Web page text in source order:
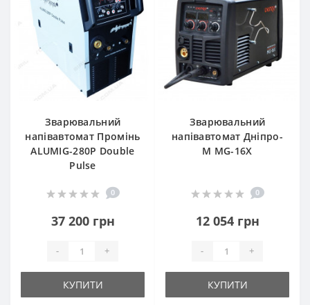
Зварювальний
напівавтомат Промінь
ALUMIG-280P Double
Pulse
0
37 200 грн
- +
КУПИТИ
Зварювальний
напівавтомат Дніпро-
М MG-16X
0
12 054 грн
- +
КУПИТИ